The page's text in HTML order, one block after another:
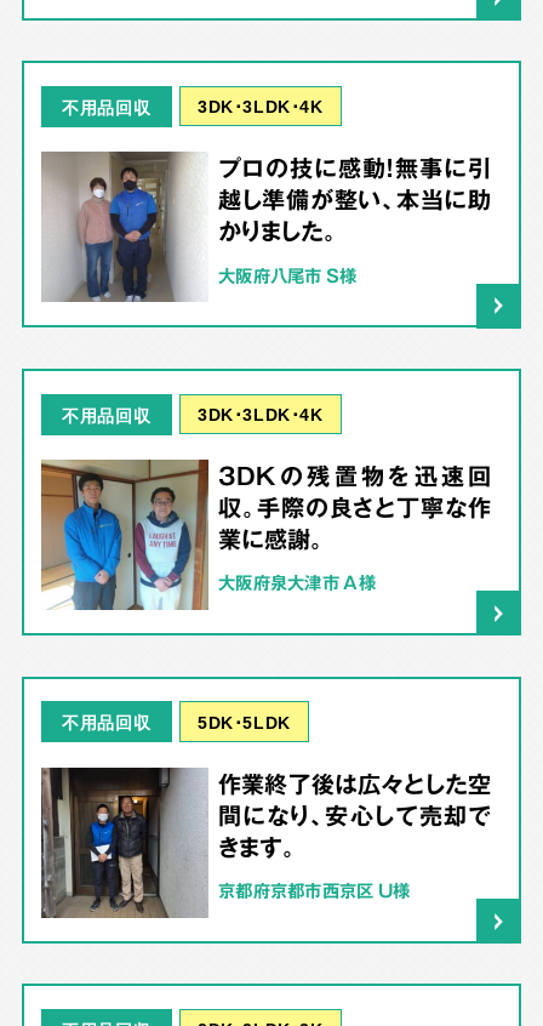
不用品回収 3DK･3LDK･4K
プロの技に感動！無事に引
越し準備が整い、本当に助
かりました。
大阪府八尾市 S様
不用品回収 3DK･3LDK･4K
3DKの残置物を迅速回
収。手際の良さと丁寧な作
業に感謝。
大阪府泉大津市 A様
不用品回収 5DK･5LDK
作業終了後は広々とした空
間になり、安心して売却で
きます。
京都府京都市西京区 U様